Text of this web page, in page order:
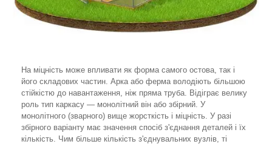
На міцність може впливати як форма самого остова, так і
його складових частин. Арка або ферма володіють більшою
стійкістю до навантаження, ніж пряма труба. Відіграє велику
роль тип каркасу — монолітний він або збірний. У
монолітного (зварного) вище жорсткість і міцність. У разі
збірного варіанту має значення спосіб з'єднання деталей і їх
кількість. Чим більше кількість з'єднувальних вузлів, ті